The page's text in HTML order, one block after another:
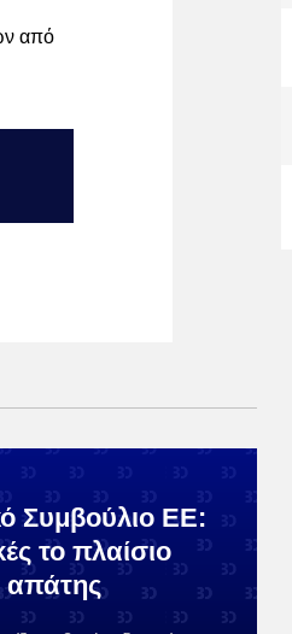
από
Συμβούλιο ΕΕ:
το πλαίσιο
απάτης